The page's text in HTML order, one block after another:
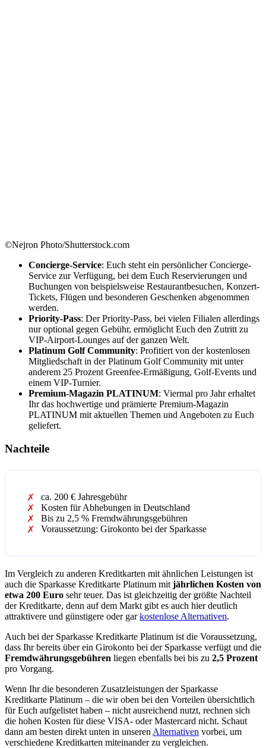
©Nejron Photo/Shutterstock.com
Concierge-Service: Euch steht ein persönlicher Concierge-
Service zur Verfügung, bei dem Euch Reservierungen und
Buchungen von beispielsweise Restaurantbesuchen, Konzert-
Tickets, Flügen und besonderen Geschenken abgenommen
werden.
Priority-Pass: Der Priority-Pass, bei vielen Filialen allerdings
nur optional gegen Gebühr, ermöglicht Euch den Zutritt zu
VIP-Airport-Lounges auf der ganzen Welt.
Platinum Golf Community: Profitiert von der kostenlosen
Mitgliedschaft in der Platinum Golf Community mit unter
anderem 25 Prozent Greenfee-Ermäßigung, Golf-Events und
einem VIP-Turnier.
Premium-Magazin PLATINUM: Viermal pro Jahr erhaltet
Ihr das hochwertige und prämierte Premium-Magazin
PLATINUM mit aktuellen Themen und Angeboten zu Euch
geliefert.
Nachteile
ca. 200 € Jahresgebühr
Kosten für Abhebungen in Deutschland
Bis zu 2,5 % Fremdwährungsgebühren
Voraussetzung: Girokonto bei der Sparkasse
Im Vergleich zu anderen Kreditkarten mit ähnlichen Leistungen ist
auch die Sparkasse Kreditkarte Platinum mit jährlichen Kosten von
etwa 200 Euro sehr teuer. Das ist gleichzeitig der größte Nachteil
der Kreditkarte, denn auf dem Markt gibt es auch hier deutlich
attraktivere und günstigere oder garkostenlose Alternativen.
Auch bei der Sparkasse Kreditkarte Platinum ist die Voraussetzung,
dass Ihr bereits über ein Girokonto bei der Sparkasse verfügt und die
Fremdwährungsgebühren liegen ebenfalls bei bis zu 2,5 Prozent
pro Vorgang.
Wenn Ihr die besonderen Zusatzleistungen der Sparkasse
Kreditkarte Platinum – die wir oben bei den Vorteilen übersichtlich
für Euch aufgelistet haben – nicht ausreichend nutzt, rechnen sich
die hohen Kosten für diese VISA- oder Mastercard nicht. Schaut
dann am besten direkt unten in unseren Alternativen vorbei, um
verschiedene Kreditkarten miteinander zu vergleichen.